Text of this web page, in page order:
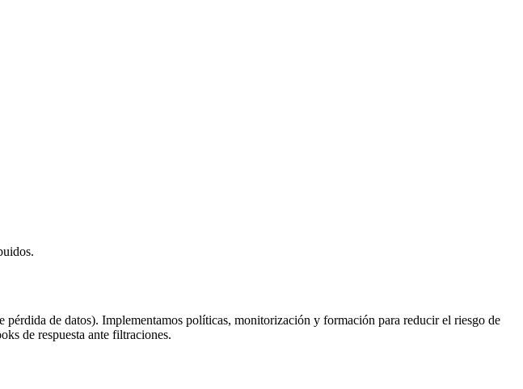
de datos). Implementamos políticas, monitorización y formación para reducir el riesgo de
de respuesta ante filtraciones.